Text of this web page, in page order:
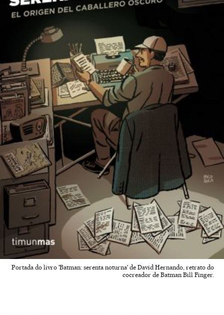
Portada do livro 'Batman: serenta noturna' de David Hernando, retrato do
cocreador de Batman Bill Finger.